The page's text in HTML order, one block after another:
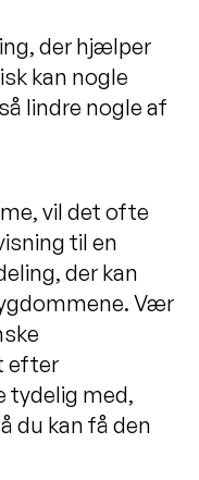
der hjælper
kan nogle
lindre nogle af
vil det ofte
til en
der kan
Vær
efter
tydelig med,
du kan få den